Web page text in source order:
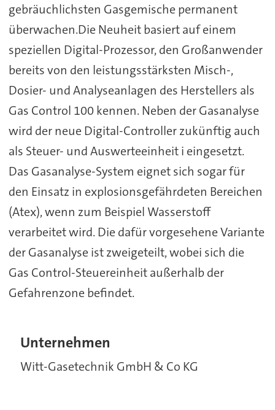
gebräuchlichsten Gasgemische permanent
überwachen.Die Neuheit basiert auf einem
speziellen Digital-Prozessor, den Großanwender
bereits von den leistungsstärksten Misch-,
Dosier- und Analyseanlagen des Herstellers als
Gas Control 100 kennen. Neben der Gasanalyse
wird der neue Digital-Controller zukünftig auch
als Steuer- und Auswerteeinheit i eingesetzt.
Das Gasanalyse-System eignet sich sogar für
den Einsatz in explosionsgefährdeten Bereichen
(Atex), wenn zum Beispiel Wasserstoff
verarbeitet wird. Die dafür vorgesehene Variante
der Gasanalyse ist zweigeteilt, wobei sich die
Gas Control-Steuereinheit außerhalb der
Gefahrenzone befindet.
Unternehmen
Witt-Gasetechnik GmbH & Co KG